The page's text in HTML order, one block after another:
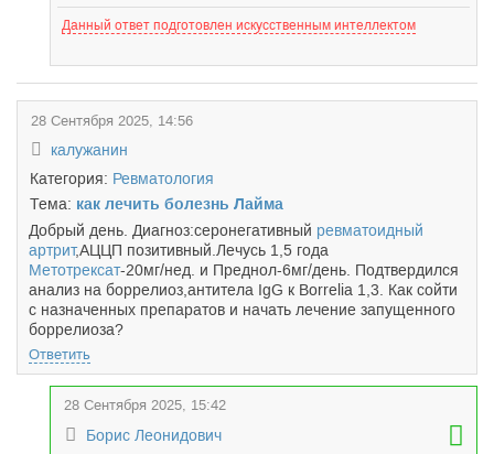
Данный ответ подготовлен искусственным интеллектом
28 Сентября 2025, 14:56
калужанин
Категория: Ревматология
Тема: как лечить болезнь Лайма
Добрый день. Диагноз:серонегативный ревматоидный
артрит,АЦЦП позитивный.Лечусь 1,5 года
Метотрексат-20мг/нед. и Преднол-6мг/день. Подтвердился
анализ на боррелиоз,антитела IgG к Borrelia 1,3. Как сойти
с назначенных препаратов и начать лечение запущенного
боррелиоза?
Ответить
28 Сентября 2025, 15:42
Борис Леонидович